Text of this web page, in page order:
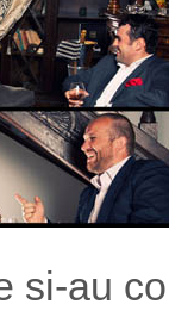
si-au